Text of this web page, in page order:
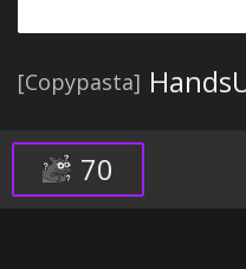
[Copypasta]
70